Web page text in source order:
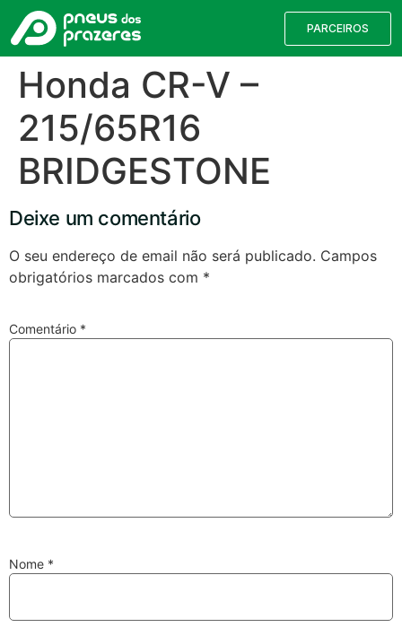
PARCEIROS
Honda CR-V –
215/65R16
BRIDGESTONE
Deixe um comentário
O seu endereço de email não será publicado. Campos
obrigatórios marcados com *
Comentário *
Nome *
Encontre o pneu correto para a sua
Válvulas TPMS